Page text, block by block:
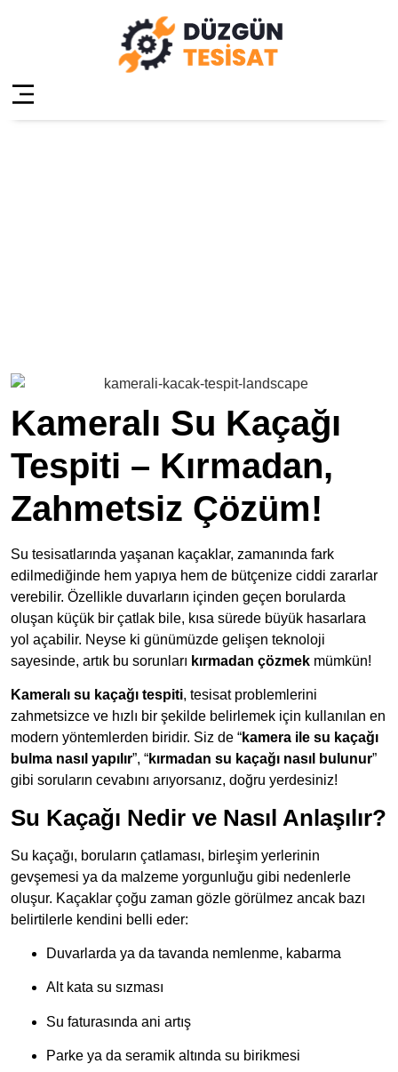
Kameralı Su Kaçağı
Tespiti – Kırmadan,
Zahmetsiz Çözüm!
Su tesisatlarında yaşanan kaçaklar, zamanında fark
edilmediğinde hem yapıya hem de bütçenize ciddi zararlar
verebilir. Özellikle duvarların içinden geçen borularda
oluşan küçük bir çatlak bile, kısa sürede büyük hasarlara
yol açabilir. Neyse ki günümüzde gelişen teknoloji
sayesinde, artık bu sorunları kırmadan çözmek mümkün!
Kameralı su kaçağı tespiti, tesisat problemlerini
zahmetsizce ve hızlı bir şekilde belirlemek için kullanılan en
modern yöntemlerden biridir. Siz de “kamera ile su kaçağı
bulma nasıl yapılır”, “kırmadan su kaçağı nasıl bulunur”
gibi soruların cevabını arıyorsanız, doğru yerdesiniz!
Su Kaçağı Nedir ve Nasıl Anlaşılır?
Su kaçağı, boruların çatlaması, birleşim yerlerinin
gevşemesi ya da malzeme yorgunluğu gibi nedenlerle
oluşur. Kaçaklar çoğu zaman gözle görülmez ancak bazı
belirtilerle kendini belli eder:
Duvarlarda ya da tavanda nemlenme, kabarma
Alt kata su sızması
Su faturasında ani artış
Parke ya da seramik altında su birikmesi